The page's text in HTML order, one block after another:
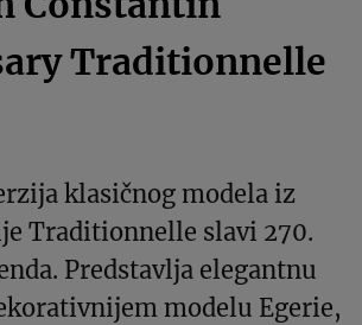
Traditionnelle
klasičnog modela iz
Traditionnelle slavi 270.
Predstavlja elegantnu
modelu Egerie,